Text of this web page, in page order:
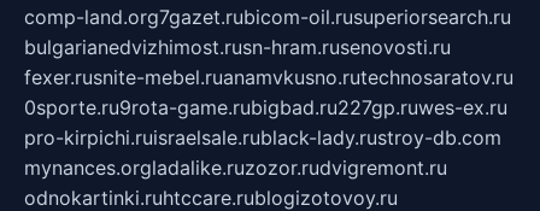
comp-land.org7gazet.rubicom-oil.rusuperiorsearch.ru
bulgarianedvizhimost.rusn-hram.rusenovosti.ru
fexer.rusnite-mebel.ruanamvkusno.rutechnosaratov.ru
0sporte.ru9rota-game.rubigbad.ru227gp.ruwes-ex.ru
pro-kirpichi.ruisraelsale.rublack-lady.rustroy-db.com
mynances.orgladalike.ruzozor.rudvigremont.ru
odnokartinki.ruhtccare.rublogizotovoy.ru